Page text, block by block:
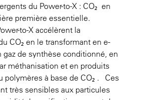
du Power-to-X : CO₂ en
première essentielle.
to-X accélèrent la
CO₂ en le transformant en e-
gaz de synthèse conditionné, en
méthanisation et en produits
polymères à base de CO₂ . Ces
très sensibles aux particules